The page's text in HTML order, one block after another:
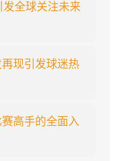
发全球关注未来
现引发球迷热
高手的全面入